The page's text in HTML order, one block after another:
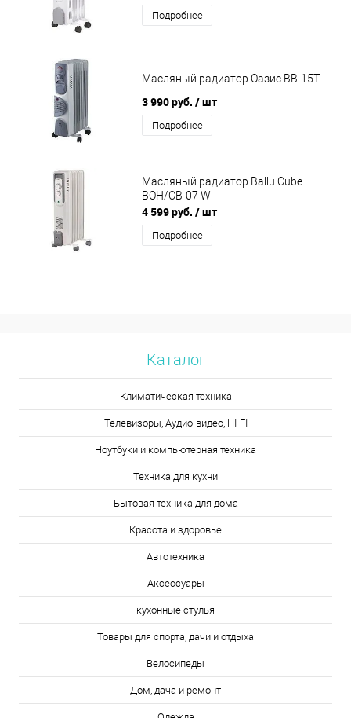
Подробнее
Масляный радиатор Оазис BВ-15Т
3 990 руб. / шт
Подробнее
Масляный радиатор Ballu Cube
BOH/CB-07 W
4 599 руб. / шт
Подробнее
Каталог
Климатическая техника
Телевизоры, Аудио-видео, HI-FI
Ноутбуки и компьютерная техника
Техника для кухни
Бытовая техника для дома
Красота и здоровье
Автотехника
Аксессуары
кухонные стулья
Товары для спорта, дачи и отдыха
Велосипеды
Дом, дача и ремонт